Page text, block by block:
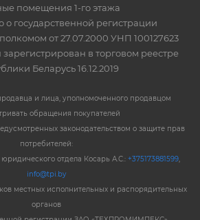
помещения 1-го этажа
о государственной регистрации
от 27.07.2000 УНП 100127623
в торговом реестре
Беларусь 16.12.2019
и лица, уполномоченного продавцом
обращения покупателей
законодательством о защите прав
потребителей:
отдела Косарь А.С.: +375173881599,
info@tpi.by
местных исполнительных и распорядительных
органов